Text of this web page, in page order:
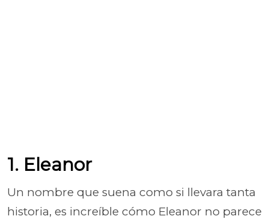
1. Eleanor
Un nombre que suena como si llevara tanta
historia, es increíble cómo Eleanor no parece